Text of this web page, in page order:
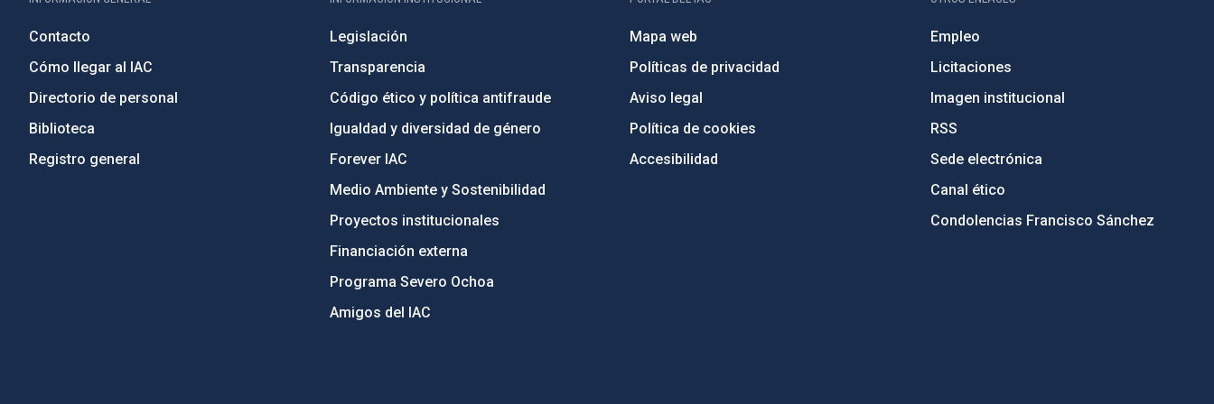
Contacto
Cómo llegar al IAC
Directorio de personal
Biblioteca
Registro general
Legislación
Transparencia
Código ético y política antifraude
Igualdad y diversidad de género
Forever IAC
Medio Ambiente y Sostenibilidad
Proyectos institucionales
Financiación externa
Programa Severo Ochoa
Amigos del IAC
Mapa web
Políticas de privacidad
Aviso legal
Política de cookies
Accesibilidad
Empleo
Licitaciones
Imagen institucional
RSS
Sede electrónica
Canal ético
Condolencias Francisco Sánchez